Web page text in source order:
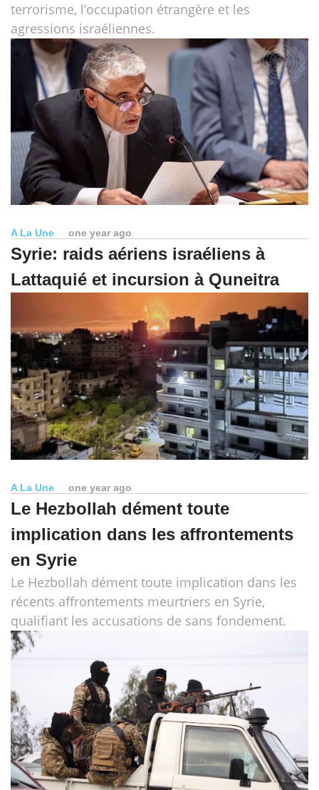
terrorisme, l’occupation étrangère et les
agressions israéliennes.
A La Une one year ago
Syrie: raids aériens israéliens à
Lattaquié et incursion à Quneitra
A La Une one year ago
Le Hezbollah dément toute
implication dans les affrontements
en Syrie
Le Hezbollah dément toute implication dans les
récents affrontements meurtriers en Syrie,
qualifiant les accusations de sans fondement.